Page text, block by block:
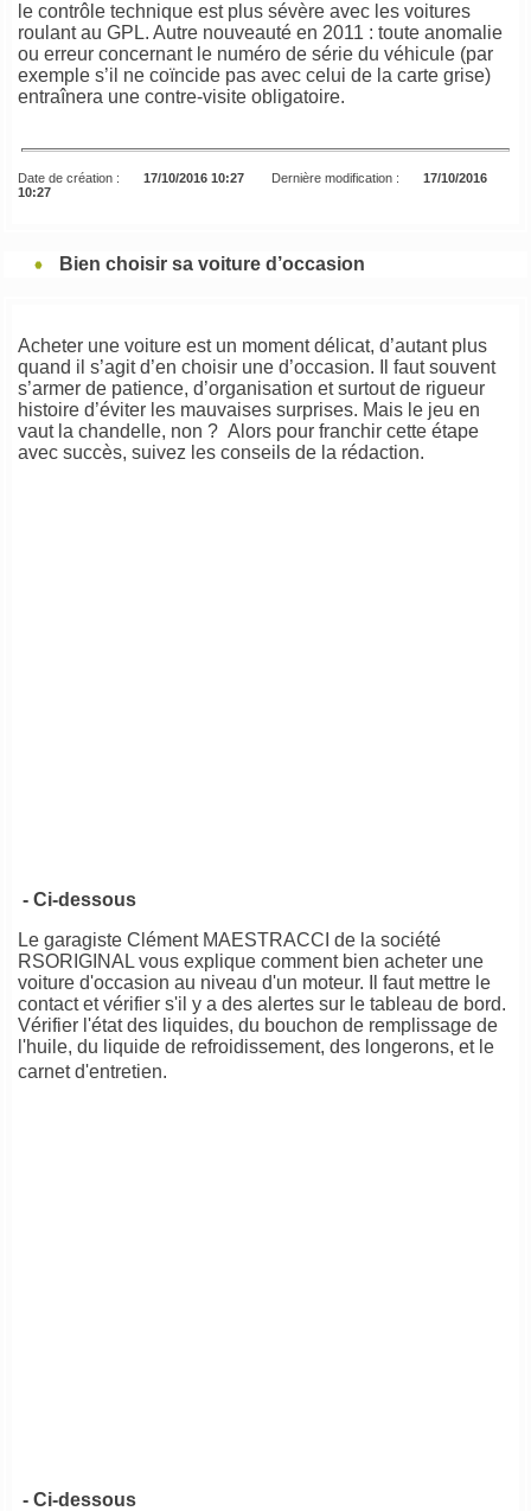
le contrôle technique est plus sévère avec les voitures
roulant au GPL. Autre nouveauté en 2011 : toute anomalie
ou erreur concernant le numéro de série du véhicule (par
exemple s’il ne coïncide pas avec celui de la carte grise)
entraînera une contre-visite obligatoire.
Date de création : 17/10/2016 10:27 Dernière modification :
17/10/2016
10:27
Bien choisir sa voiture d’occasion
Acheter une voiture est un moment délicat, d’autant plus
quand il s’agit d’en choisir une d’occasion. Il faut souvent
s’armer de patience, d’organisation et surtout de rigueur
histoire d’éviter les mauvaises surprises. Mais le jeu en
vaut la chandelle, non ? Alors pour franchir cette étape
avec succès, suivez les conseils de la rédaction.
- Ci-dessous
Le garagiste Clément MAESTRACCI de la société
RSORIGINAL vous explique comment bien acheter une
voiture d'occasion au niveau d'un moteur. Il faut mettre le
contact et vérifier s'il y a des alertes sur le tableau de bord.
Vérifier l'état des liquides, du bouchon de remplissage de
l'huile, du liquide de refroidissement, des longerons, et le
carnet d'entretien.
- Ci-dessous